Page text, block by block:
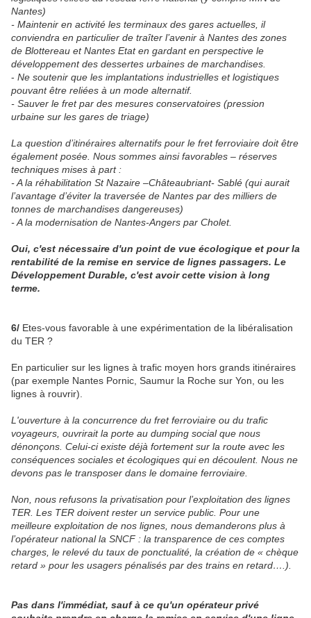
Nantes)
- Maintenir en activité les terminaux des gares actuelles, il
conviendra en particulier de traîter l’avenir à Nantes des zones
de Blottereau et Nantes Etat en gardant en perspective le
développement des dessertes urbaines de marchandises.
- Ne soutenir que les implantations industrielles et logistiques
pouvant être reliées à un mode alternatif.
- Sauver le fret par des mesures conservatoires (pression
urbaine sur les gares de triage)
La question d’itinéraires alternatifs pour le fret ferroviaire doit être
également posée. Nous sommes ainsi favorables – réserves
techniques mises à part :
- A la réhabilitation St Nazaire –Châteaubriant- Sablé (qui aurait
l’avantage d’éviter la traversée de Nantes par des milliers de
tonnes de marchandises dangereuses)
- A la modernisation de Nantes-Angers par Cholet.
Oui, c'est nécessaire d'un point de vue écologique et pour la
rentabilité de la remise en service de lignes passagers. Le
Développement Durable, c'est avoir cette vision à long
terme.
6/ Etes-vous favorable à une expérimentation de la libéralisation
du TER ?
En particulier sur les lignes à trafic moyen hors grands itinéraires
(par exemple Nantes Pornic, Saumur la Roche sur Yon, ou les
lignes à rouvrir).
L'ouverture à la concurrence du fret ferroviaire ou du trafic
voyageurs, ouvrirait la porte au dumping social que nous
dénonçons. Celui-ci existe déjà fortement sur la route avec les
conséquences sociales et écologiques qui en découlent. Nous ne
devons pas le transposer dans le domaine ferroviaire.
Non, nous refusons la privatisation pour l’exploitation des lignes
TER. Les TER doivent rester un service public. Pour une
meilleure exploitation de nos lignes, nous demanderons plus à
l’opérateur national la SNCF : la transparence de ces comptes
charges, le relevé du taux de ponctualité, la création de « chèque
retard » pour les usagers pénalisés par des trains en retard….).
Pas dans l'immédiat, sauf à ce qu'un opérateur privé